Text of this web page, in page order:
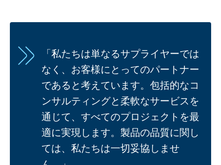
「私たちは単なるサプライヤーでは
なく、お客様にとってのパートナー
であると考えています。包括的なコ
ンサルティングと柔軟なサービスを
通じて、すべてのプロジェクトを最
適に実現します。製品の品質に関し
ては、私たちは一切妥協しませ